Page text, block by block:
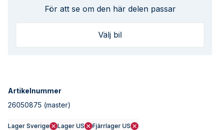
För att se om den här delen passar
Välj bil
Artikelnummer
26050875 (master)
Lager Sverige Lager US Fjärrlager US